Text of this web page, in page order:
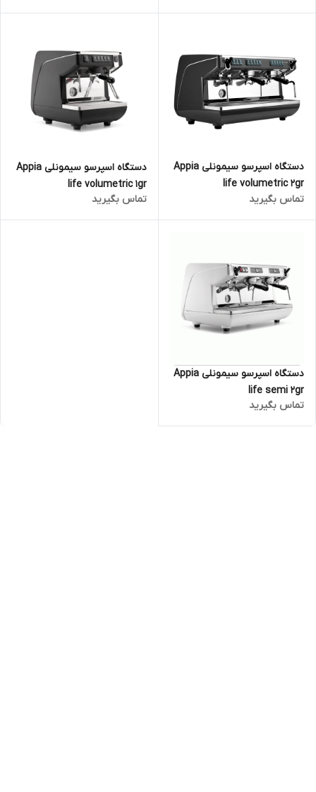
دستگاه اسپرسو سیمونلی Appia
life volumetric 2gr
تماس بگیرید
دستگاه اسپرسو سیمونلی Appia
life volumetric 1gr
تماس بگیرید
دستگاه اسپرسو سیمونلی Appia
life semi 2gr
تماس بگیرید